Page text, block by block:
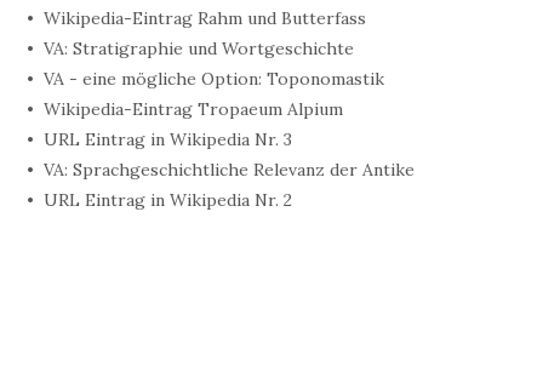
Wikipedia-Eintrag Rahm und Butterfass
VA: Stratigraphie und Wortgeschichte
VA - eine mögliche Option: Toponomastik
Wikipedia-Eintrag Tropaeum Alpium
URL Eintrag in Wikipedia Nr. 3
VA: Sprachgeschichtliche Relevanz der Antike
URL Eintrag in Wikipedia Nr. 2